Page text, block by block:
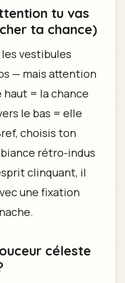
tu vas
ta chance)
vestibules
— mais attention
haut = la chance
le bas = elle
choisis ton
rétro-indus
clinquant, il
une fixation
céleste